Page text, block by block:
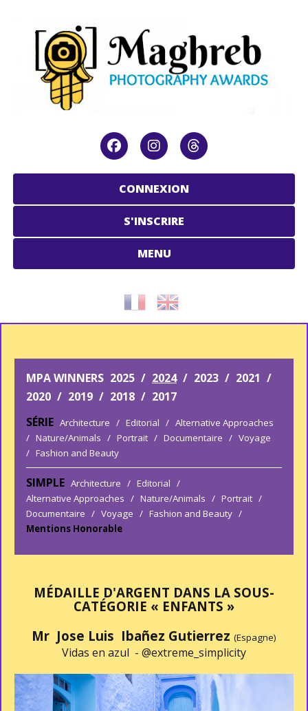
CONNEXION
S'INSCRIRE
MENU
MPA WINNERS 2025 / 2024 / 2023 / 2021 /
2020 / 2019 / 2018 / 2017
SÉRIE Architecture / Editorial / Alternative Approaches
/ Nature/Animals / Portrait / Documentaire / Voyage
/ Fashion and Beauty
SIMPLE Architecture / Editorial /
Alternative Approaches / Nature/Animals / Portrait /
Documentaire / Voyage / Fashion and Beauty /
Mentions Honorable
MÉDAILLE D'ARGENT DANS LA SOUS-
CATÉGORIE « ENFANTS »
Mr Jose Luis Ibañez Gutierrez (Espagne)
Vidas en azul - @extreme_simplicity